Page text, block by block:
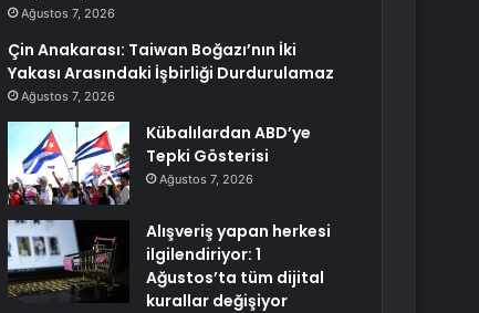
Ağustos 7, 2026
Çin Anakarası: Taiwan Boğazı’nın İki
Yakası Arasındaki İşbirliği Durdurulamaz
Ağustos 7, 2026
Kübalılardan ABD’ye
Tepki Gösterisi
Ağustos 7, 2026
Alışveriş yapan herkesi
ilgilendiriyor: 1
Ağustos’ta tüm dijital
kurallar değişiyor